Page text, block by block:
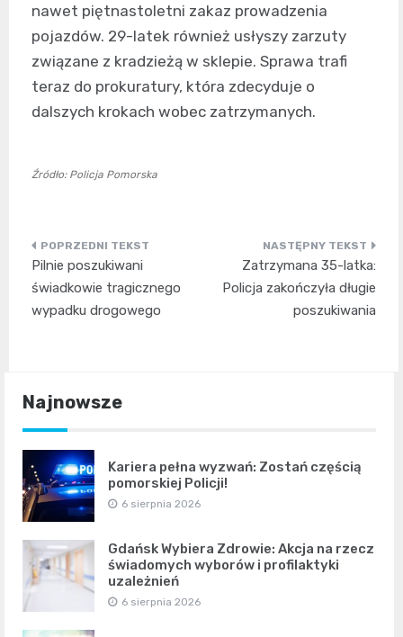
nawet piętnastoletni zakaz prowadzenia
pojazdów. 29-latek również usłyszy zarzuty
związane z kradzieżą w sklepie. Sprawa trafi
teraz do prokuratury, która zdecyduje o
dalszych krokach wobec zatrzymanych.
Źródło: Policja Pomorska
Nawigacja
wpisu
Pilnie poszukiwani
świadkowie tragicznego
wypadku drogowego
Zatrzymana 35-latka:
Policja zakończyła długie
poszukiwania
Najnowsze
Kariera pełna wyzwań: Zostań częścią
pomorskiej Policji!
6 sierpnia 2026
Gdańsk Wybiera Zdrowie: Akcja na rzecz
świadomych wyborów i profilaktyki
uzależnień
6 sierpnia 2026